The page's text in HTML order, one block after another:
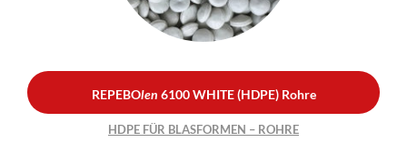
REPEBOlen 6100 WHITE (HDPE) Rohre
HDPE FÜR BLASFORMEN – ROHRE